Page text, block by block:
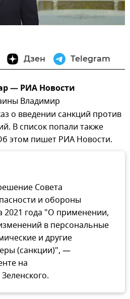
Дзен Telegram
— РИА Новости
Владимир
о введении санкций против
В список попали также
этом пишет РИА Новости.
Совета
и обороны
2021 года "О применении,
в персональные
и другие
(санкции)", —
на